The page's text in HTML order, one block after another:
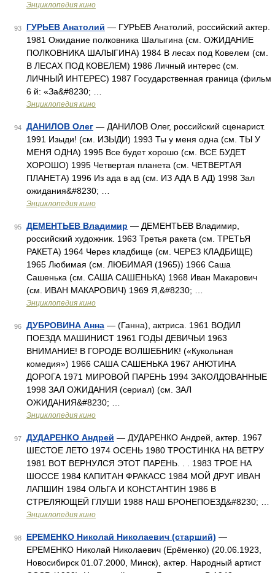
Энциклопедия кино
93 ГУРЬЕВ Анатолий — ГУРЬЕВ Анатолий, российский актер.
1981 Ожидание полковника Шалыгина (см. ОЖИДАНИЕ
ПОЛКОВНИКА ШАЛЫГИНА) 1984 В лесах под Ковелем (см.
В ЛЕСАХ ПОД КОВЕЛЕМ) 1986 Личный интерес (см.
ЛИЧНЫЙ ИНТЕРЕС) 1987 Государственная граница (фильм
6 й: «За&#8230; …
Энциклопедия кино
94 ДАНИЛОВ Олег — ДАНИЛОВ Олег, российский сценарист.
1991 Изыди! (см. ИЗЫДИ) 1993 Ты у меня одна (см. ТЫ У
МЕНЯ ОДНА) 1995 Все будет хорошо (см. ВСЕ БУДЕТ
ХОРОШО) 1995 Четвертая планета (см. ЧЕТВЕРТАЯ
ПЛАНЕТА) 1996 Из ада в ад (см. ИЗ АДА В АД) 1998 Зал
ожидания&#8230; …
Энциклопедия кино
95 ДЕМЕНТЬЕВ Владимир — ДЕМЕНТЬЕВ Владимир,
российский художник. 1963 Третья ракета (см. ТРЕТЬЯ
РАКЕТА) 1964 Через кладбище (см. ЧЕРЕЗ КЛАДБИЩЕ)
1965 Любимая (см. ЛЮБИМАЯ (1965)) 1966 Саша
Сашенька (см. САША САШЕНЬКА) 1968 Иван Макарович
(см. ИВАН МАКАРОВИЧ) 1969 Я,&#8230; …
Энциклопедия кино
96 ДУБРОВИНА Анна — (Ганна), актриса. 1961 ВОДИЛ
ПОЕЗДА МАШИНИСТ 1961 ГОДЫ ДЕВИЧЬИ 1963
ВНИМАНИЕ! В ГОРОДЕ ВОЛШЕБНИК! («Кукольная
комедия») 1966 САША САШЕНЬКА 1967 АНЮТИНА
ДОРОГА 1971 МИРОВОЙ ПАРЕНЬ 1994 ЗАКОЛДОВАННЫЕ
1998 ЗАЛ ОЖИДАНИЯ (сериал) (см. ЗАЛ
ОЖИДАНИЯ&#8230; …
Энциклопедия кино
97 ДУДАРЕНКО Андрей — ДУДАРЕНКО Андрей, актер. 1967
ШЕСТОЕ ЛЕТО 1974 ОСЕНЬ 1980 ТРОСТИНКА НА ВЕТРУ
1981 ВОТ ВЕРНУЛСЯ ЭТОТ ПАРЕНЬ. . . 1983 ТРОЕ НА
ШОССЕ 1984 КАПИТАН ФРАКАСС 1984 МОЙ ДРУГ ИВАН
ЛАПШИН 1984 ОЛЬГА И КОНСТАНТИН 1986 В
СТРЕЛЯЮЩЕЙ ГЛУШИ 1988 НАШ БРОНЕПОЕЗД&#8230; …
Энциклопедия кино
98 ЕРЕМЕНКО Николай Николаевич (старший) —
ЕРЕМЕНКО Николай Николаевич (Ерёменко) (20.06.1923,
Новосибирск 01.07.2000, Минск), актер. Народный артист